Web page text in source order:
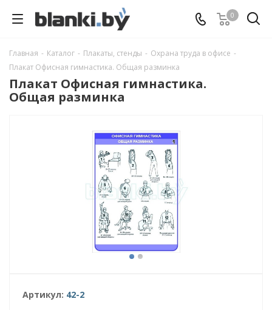
0
Главная - Каталог - Плакаты, стенды - Охрана труда в офисе -
Плакат Офисная гимнастика. Общая разминка
Плакат Офисная гимнастика.
Общая разминка
Артикул: 42-2